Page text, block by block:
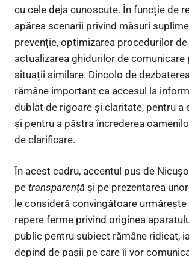
cu cele deja cunoscute. În funcție de
apărea scenarii privind măsuri
prevenție, optimizarea procedurilor
actualizarea ghidurilor de comunicare
situații similare. Dincolo de
rămâne important ca accesul la
dublat de rigoare și claritate, pentru a
și pentru a păstra încrederea
de clarificare.
În acest cadru, accentul pus de
pe transparență și pe prezentarea
le consideră convingătoare
repere ferme privind originea
public pentru subiect rămâne ridicat,
depind de pașii pe care îi vor